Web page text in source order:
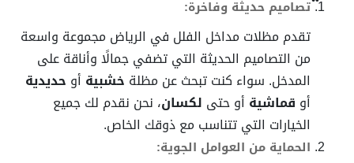
تصاميم حديثة وفاخرة:
تقدم مظلات مداخل الفلل في الرياض مجموعة واسعة
من التصاميم الحديثة التي تضفي جمالًا وأناقة على
المدخل. سواء كنت تبحث عن مظلة خشبية أو حديدية
أو قماشية أو حتى لكسان، نحن نقدم لك جميع
الخيارات التي تتناسب مع ذوقك الخاص.
الحماية من العوامل الجوية: